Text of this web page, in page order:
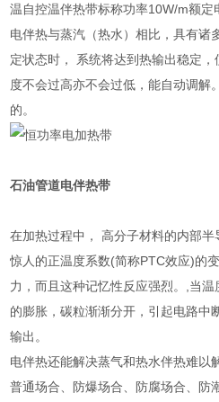
温自控温伴热带标称功率10W/m额定
电伴热与蒸汽（热水）相比，具有诸
定状态时， 系统将达到热输出稳定
度不会过高亦不会过低，能自动调解
的。
石油管道电伴热带
在加热过程中， 高分子材料的内部
惊人的正温度系数(简称PTC效应)的
力，而且这种记忆性反应强烈。,当
的膨胀，碳粒渐渐分开，引起电路中
输出。
电伴热还能解决蒸气和热水伴热难以
普通场合、防爆场合、防腐场合、防